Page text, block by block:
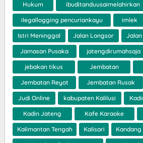
Hukum ibuditanduusaimelahirkan
ilegallogging pencuriankayu imlek
Istri Meninggal Jalan Longsor Jalan
Jamasan Pusaka jatengdirumahsaja
jebakan tikus Jembatan
Jembatan Reyot Jembatan Rusak
Judi Online kabupaten Kalilusi
Kadin Jateng Kafe Karaoke
Kalimantan Tengah Kalisari Kandang